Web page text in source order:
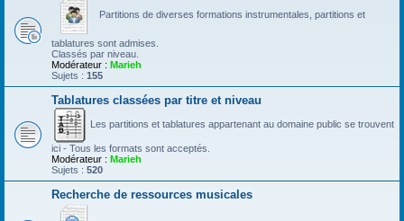
Partitions de diverses formations instrumentales, partitions et
tablatures sont admises.
Classés par niveau.
Modérateur : Marieh
Sujets : 155
Tablatures classées par titre et niveau
Les partitions et tablatures appartenant au domaine public se trouvent
ici - Tous les formats sont acceptés.
Modérateur : Marieh
Sujets : 520
Recherche de ressources musicales